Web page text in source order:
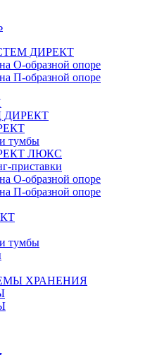
ДИРЕКТ
О-образной опоре
П-образной опоре
ДИРЕКТ
тумбы
ЛЮКС
приставки
О-образной опоре
П-образной опоре
тумбы
ХРАНЕНИЯ